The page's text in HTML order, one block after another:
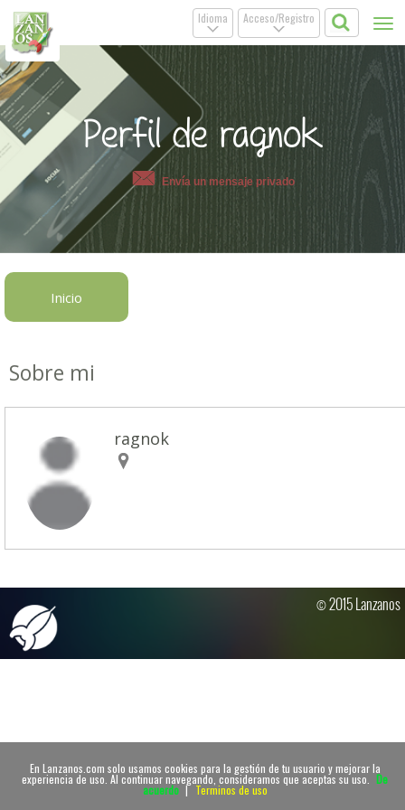
En Lanzanos.com solo usamos cookies para la gestión de tu usuario y mejorar la
experiencia de uso. Al continuar navegando, consideramos que aceptas su uso. De
acuerdo | Terminos de uso
Acceso/Registro
.
Idioma
.
Perfil de ragnok
Envía un mensaje privado
Inicio
Sobre mi
ragnok
© 2015 Lanzanos